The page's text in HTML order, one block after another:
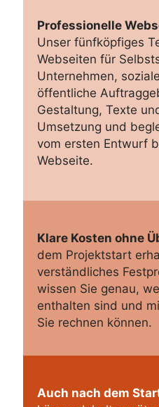
Professionelle
Unser fünfköpfiges
Webseiten für
Unternehmen,
öffentliche
Gestaltung, Texte
Umsetzung und
vom ersten Entwurf
Webseite.
Klare Kosten ohne
dem Projektstart
verständliches
wissen Sie genau,
enthalten sind und
Sie rechnen können.
Auch nach dem